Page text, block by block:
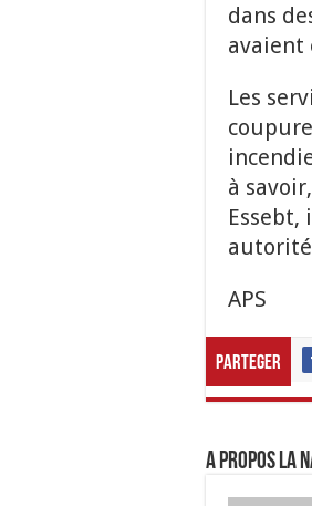
dans
avaient
Les
à
Essebt,
APS
Parteger
A propos LA